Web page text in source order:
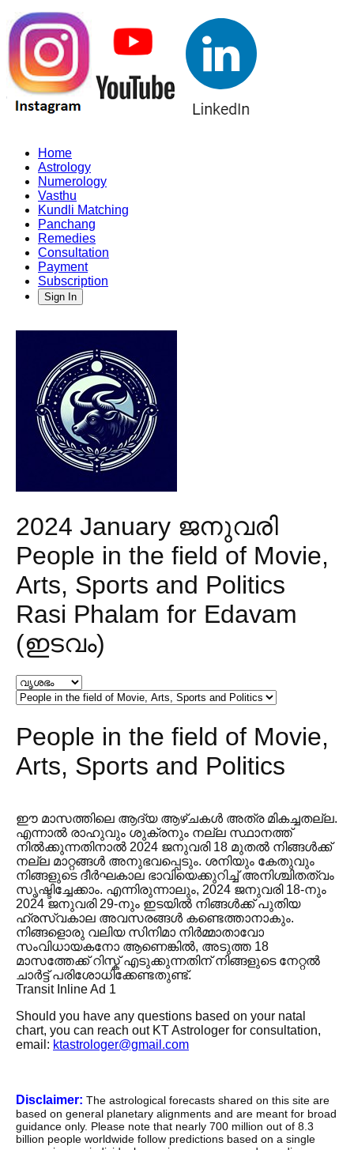
Home
Astrology
Numerology
Vasthu
Kundli Matching
Panchang
Remedies
Consultation
Payment
Subscription
Sign In
2024 January ജനുവരി
People in the field of Movie,
Arts, Sports and Politics
Rasi Phalam for Edavam
(ഇടവം)
People in the field of Movie,
Arts, Sports and Politics
ഈ മാസത്തിലെ ആദ്യ ആഴ്ചകൾ അത്ര മികച്ചതല്ല.
എന്നാൽ രാഹുവും ശുക്രനും നല്ല സ്ഥാനത്ത്
നിൽക്കുന്നതിനാൽ 2024 ജനുവരി 18 മുതൽ നിങ്ങൾക്ക്
നല്ല മാറ്റങ്ങൾ അനുഭവപ്പെടും. ശനിയും കേതുവും
നിങ്ങളുടെ ദീർഘകാല ഭാവിയെക്കുറിച്ച് അനിശ്ചിതത്വം
സൃഷ്ടിച്ചേക്കാം. എന്നിരുന്നാലും, 2024 ജനുവരി 18-നും
2024 ജനുവരി 29-നും ഇടയിൽ നിങ്ങൾക്ക് പുതിയ
ഹ്രസ്വകാല അവസരങ്ങൾ കണ്ടെത്താനാകും.
നിങ്ങളൊരു വലിയ സിനിമാ നിർമ്മാതാവോ
സംവിധായകനോ ആണെങ്കിൽ, അടുത്ത 18
മാസത്തേക്ക് റിസ്ക് എടുക്കുന്നതിന് നിങ്ങളുടെ നേറ്റൽ
ചാർട്ട് പരിശോധിക്കേണ്ടതുണ്ട്.
Transit Inline Ad 1
Should you have any questions based on your natal
chart, you can reach out KT Astrologer for consultation,
email: ktastrologer@gmail.com
Disclaimer: The astrological forecasts shared on this site are
based on general planetary alignments and are meant for broad
guidance only. Please note that nearly 700 million out of 8.3
billion people worldwide follow predictions based on a single